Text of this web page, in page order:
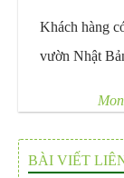
Khách hàng
vườn Nhật
BÀI VIẾT